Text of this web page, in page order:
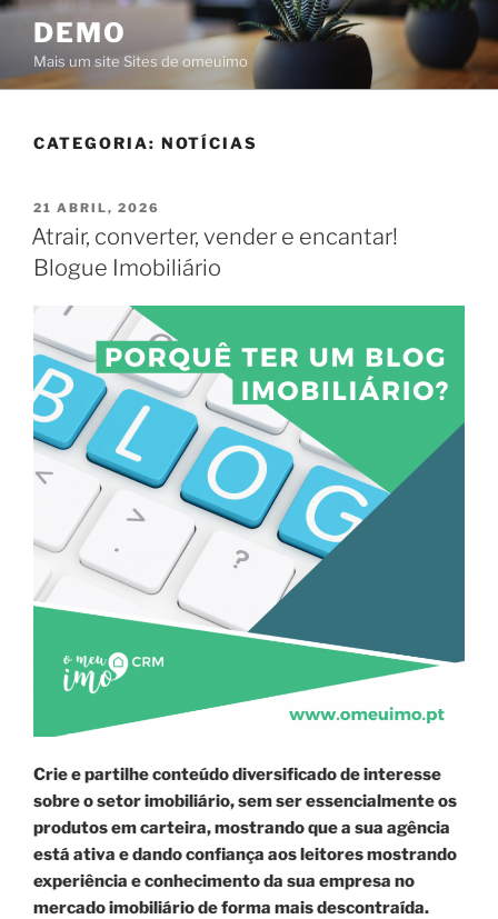
Saltar
conteúdo
DEMO
Mais um site Sites de omeuimo
CATEGORIA: NOTÍCIAS
PUBLICADO
EM
21 ABRIL, 2026
Atrair, converter, vender e encantar!
Blogue Imobiliário
Crie e partilhe conteúdo diversificado de interesse
sobre o setor imobiliário, sem ser essencialmente os
produtos em carteira, mostrando que a sua agência
está ativa e dando confiança aos leitores mostrando
experiência e conhecimento da sua empresa no
mercado imobiliário de forma mais descontraída.